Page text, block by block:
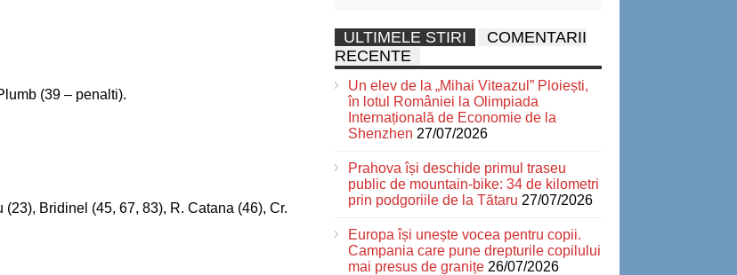
(39 – penalti).
Bridinel (45, 67, 83), R. Catana (46), Cr.
ULTIMELE STIRI
COMENTARII
RECENTE
Un elev de la „Mihai Viteazul” Ploiești,
în lotul României la Olimpiada
Internațională de Economie de la
Shenzhen 27/07/2026
Prahova își deschide primul traseu
public de mountain-bike: 34 de kilometri
prin podgoriile de la Tătaru 27/07/2026
Europa își unește vocea pentru copii.
Campania care pune drepturile copilului
mai presus de granițe 26/07/2026